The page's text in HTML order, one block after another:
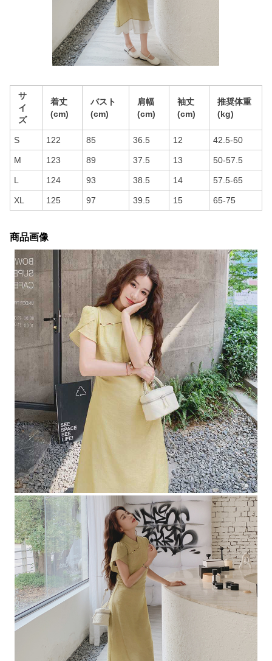
サ
イ
ズ
着丈
(cm)
バスト
(cm)
肩幅
(cm)
袖丈
(cm)
推奨体重
(kg)
S 122 85 36.5 12 42.5-50
M 123 89 37.5 13 50-57.5
L 124 93 38.5 14 57.5-65
XL 125 97 39.5 15 65-75
商品画像